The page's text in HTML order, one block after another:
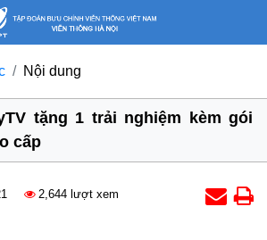
Nội dung
tặng 1 trải nghiệm kèm gói
cấp
2,644 lượt xem